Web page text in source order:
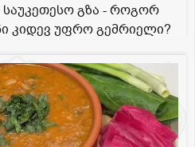
საუკეთესო გზა - როგორ
კიდევ უფრო გემრიელი?